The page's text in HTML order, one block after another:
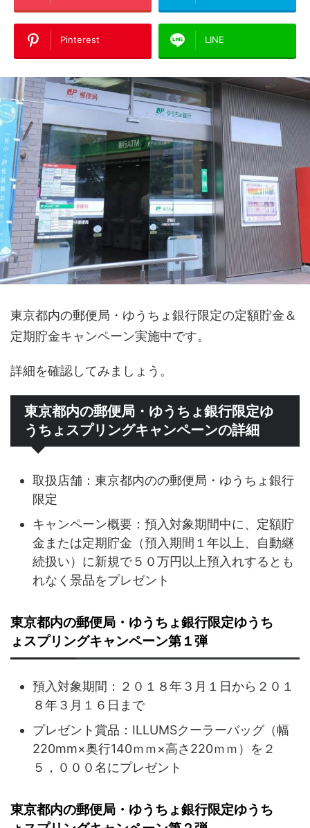
Pinterest LINE
東京都内の郵便局・ゆうちょ銀行限定の定額貯金＆
定期貯金キャンペーン実施中です。
詳細を確認してみましょう。
東京都内の郵便局・ゆうちょ銀行限定ゆ
うちょスプリングキャンペーンの詳細
取扱店舗：東京都内のの郵便局・ゆうちょ銀行
限定
キャンペーン概要：預入対象期間中に、定額貯
金または定期貯金（預入期間１年以上、自動継
続扱い）に新規で５０万円以上預入れするとも
れなく景品をプレゼント
東京都内の郵便局・ゆうちょ銀行限定ゆうち
ょスプリングキャンペーン第１弾
預入対象期間：２０１８年３月１日から２０１
８年３月１６日まで
プレゼント賞品：ILLUMSクーラーバッグ（幅
220mm×奥行140ｍｍ×高さ220ｍｍ）を２
５，０００名にプレゼント
東京都内の郵便局・ゆうちょ銀行限定ゆうち